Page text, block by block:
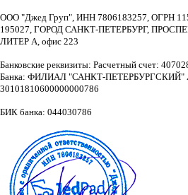
ООО "Джед Груп", ИНН 7806183257, ОГРН
195027, ГОРОД САНКТ-ПЕТЕРБУРГ,
ЛИТЕР А, офис 223
Банковские реквизиты: Расчетный счет:
Банка: ФИЛИАЛ "САНКТ-ПЕТЕРБУРГСКИЙ"
30101810600000000786
БИК банка: 044030786